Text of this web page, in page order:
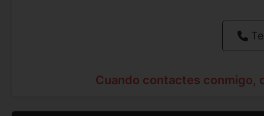
Cuando contactes conmigo,